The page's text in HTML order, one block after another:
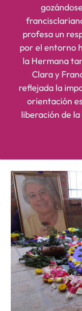
profesa un
por el entorno
la Hermana
Clara y
reflejada la
orientación
liberación de